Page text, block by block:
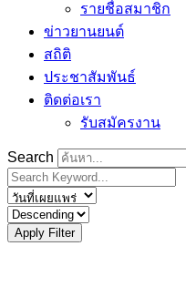
รายชื่อสมาชิก
ข่าวยานยนต์
สถิติ
ประชาสัมพันธ์
ติดต่อเรา
รับสมัครงาน
Search
Apply Filter